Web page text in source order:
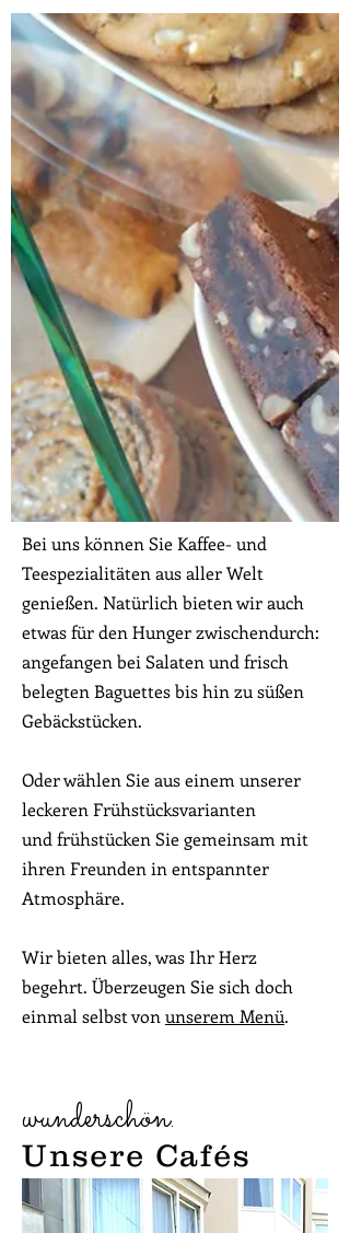
Nicht umsonst gehören wir zu den
angesagtesten Cafés in Mannheim.
Schauen Sie doch mal vorbei und
überzeugen Sie sich selbst davon,
warum unser Café - im Herzen
Mannheims - etwas ganz besonderes
ist.
Wir freuen uns auf Ihren Besuch!
lecker.
Unser Menü
Bei uns können Sie Kaffee- und
Teespezialitäten aus aller Welt
genießen. Natürlich bieten wir auch
etwas für den Hunger zwischendurch:
angefangen bei Salaten und frisch
belegten Baguettes bis hin zu süßen
Gebäckstücken.
Oder wählen Sie aus einem unserer
leckeren Frühstücksvarianten
und frühstücken Sie gemeinsam mit
ihren Freunden in entspannter
Atmosphäre.
Wir bieten alles, was Ihr Herz
begehrt. Überzeugen Sie sich doch
einmal selbst von unserem Menü.
Unsere Cafés
wunderschön.